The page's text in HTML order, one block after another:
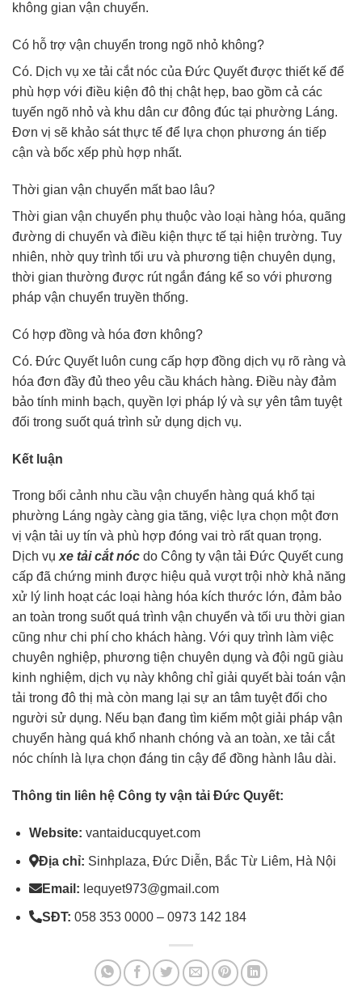
không gian vận chuyển.
Có hỗ trợ vận chuyển trong ngõ nhỏ không?
Có. Dịch vụ xe tải cắt nóc của Đức Quyết được thiết kế để
phù hợp với điều kiện đô thị chật hẹp, bao gồm cả các
tuyến ngõ nhỏ và khu dân cư đông đúc tại phường Láng.
Đơn vị sẽ khảo sát thực tế để lựa chọn phương án tiếp
cận và bốc xếp phù hợp nhất.
Thời gian vận chuyển mất bao lâu?
Thời gian vận chuyển phụ thuộc vào loại hàng hóa, quãng
đường di chuyển và điều kiện thực tế tại hiện trường. Tuy
nhiên, nhờ quy trình tối ưu và phương tiện chuyên dụng,
thời gian thường được rút ngắn đáng kể so với phương
pháp vận chuyển truyền thống.
Có hợp đồng và hóa đơn không?
Có. Đức Quyết luôn cung cấp hợp đồng dịch vụ rõ ràng và
hóa đơn đầy đủ theo yêu cầu khách hàng. Điều này đảm
bảo tính minh bạch, quyền lợi pháp lý và sự yên tâm tuyệt
đối trong suốt quá trình sử dụng dịch vụ.
Kết luận
Trong bối cảnh nhu cầu vận chuyển hàng quá khổ tại
phường Láng ngày càng gia tăng, việc lựa chọn một đơn
vị vận tải uy tín và phù hợp đóng vai trò rất quan trọng.
Dịch vụ xe tải cắt nóc do Công ty vận tải Đức Quyết cung
cấp đã chứng minh được hiệu quả vượt trội nhờ khả năng
xử lý linh hoạt các loại hàng hóa kích thước lớn, đảm bảo
an toàn trong suốt quá trình vận chuyển và tối ưu thời gian
cũng như chi phí cho khách hàng. Với quy trình làm việc
chuyên nghiệp, phương tiện chuyên dụng và đội ngũ giàu
kinh nghiệm, dịch vụ này không chỉ giải quyết bài toán vận
tải trong đô thị mà còn mang lại sự an tâm tuyệt đối cho
người sử dụng. Nếu bạn đang tìm kiếm một giải pháp vận
chuyển hàng quá khổ nhanh chóng và an toàn, xe tải cắt
nóc chính là lựa chọn đáng tin cậy để đồng hành lâu dài.
Thông tin liên hệ Công ty vận tải Đức Quyết:
Website: vantaiducquyet.com
Địa chỉ: Sinhplaza, Đức Diễn, Bắc Từ Liêm, Hà Nội
Email: lequyet973@gmail.com
SĐT: 058 353 0000 – 0973 142 184